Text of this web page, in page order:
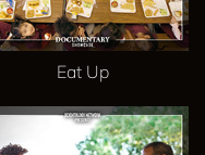
Eat Up